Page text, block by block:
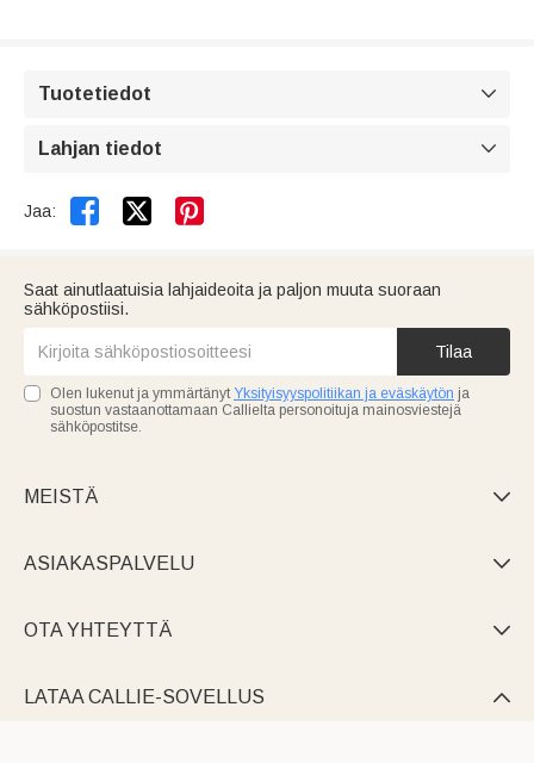
Tuotetiedot 
Lahjan tiedot 
Jaa:  
Saat ainutlaatuisia lahjaideoita ja paljon muuta suoraan
sähköpostiisi.
Tilaa
Olen lukenut ja ymmärtänyt Yksityisyyspolitiikan ja eväskäytön ja
suostun vastaanottamaan Callielta personoituja mainosviestejä
sähköpostitse.
MEISTÄ 
ASIAKASPALVELU 
OTA YHTEYTTÄ 
LATAA CALLIE-SOVELLUS 